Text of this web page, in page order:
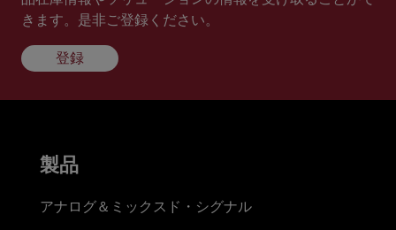
きます。是非ご登録ください。
登録
製品
アナログ＆ミックスド・シグナル